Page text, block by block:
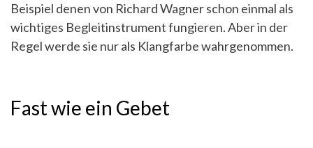
Beispiel denen von Richard Wagner schon einmal als
wichtiges Begleitinstrument fungieren. Aber in der
Regel werde sie nur als Klangfarbe wahrgenommen.
Fast wie ein Gebet